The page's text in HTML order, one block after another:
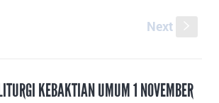
Next
KEBAKTIAN UMUM 1 NOVEMBER